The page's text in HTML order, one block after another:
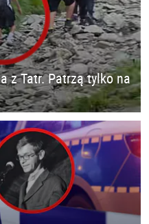
z Tatr. Patrzą tylko na